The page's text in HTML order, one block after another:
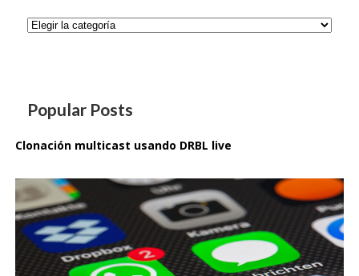
Categorías
Popular Posts
Clonación multicast usando DRBL live